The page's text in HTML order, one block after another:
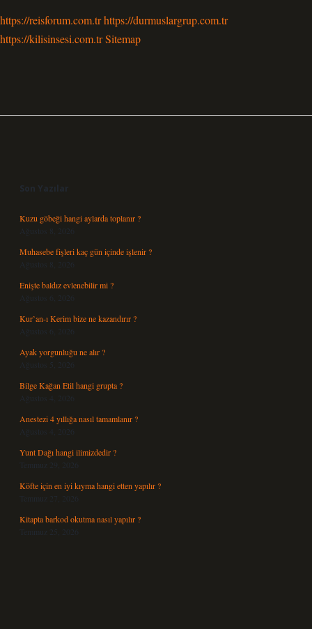
https://reisforum.com.trhttps://durmuslargrup.com.tr
https://kilisinsesi.com.trSitemap
Son Yazılar
Kuzu göbeği hangi aylarda toplanır ?
Ağustos 8, 2026
Muhasebe fişleri kaç gün içinde işlenir ?
Ağustos 8, 2026
Enişte baldız evlenebilir mi ?
Ağustos 6, 2026
Kur’an-ı Kerim bize ne kazandırır ?
Ağustos 6, 2026
Ayak yorgunluğu ne alır ?
Ağustos 5, 2026
Bilge Kağan Etil hangi grupta ?
Ağustos 4, 2026
Anestezi 4 yıllığa nasıl tamamlanır ?
Ağustos 4, 2026
Yunt Dağı hangi ilimizdedir ?
Temmuz 29, 2026
Köfte için en iyi kıyma hangi etten yapılır ?
Temmuz 27, 2026
Kitapta barkod okutma nasıl yapılır ?
Temmuz 25, 2026